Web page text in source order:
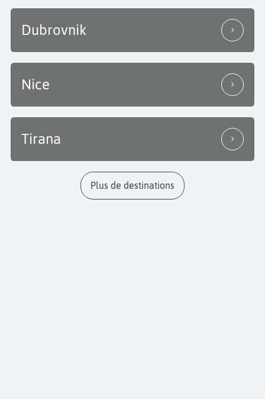
Dubrovnik
Nice
Tirana
Plus de destinations